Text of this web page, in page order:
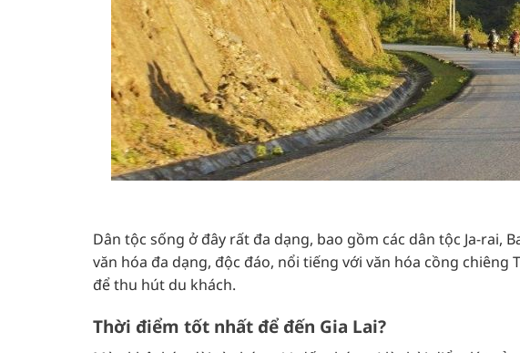
Dân tộc sống ở đây rất đa dạng, bao gồm các dân tộc Ja-rai,
văn hóa đa dạng, độc đáo, nổi tiếng với văn hóa cồng chiêng
để thu hút du khách.
Thời điểm tốt nhất để đến Gia Lai?